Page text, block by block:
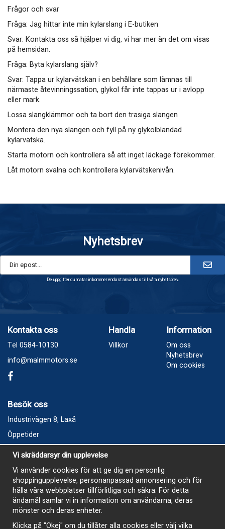
Frågor och svar
Fråga: Jag hittar inte min kylarslang i E-butiken
Svar: Kontakta oss så hjälper vi dig, vi har mer än det om visas
på hemsidan.
Fråga: Byta kylarslang själv?
Svar: Tappa ur kylarvätskan i en behållare som lämnas till
närmaste åtevinningssation, glykol får inte tappas ur i avlopp
eller mark.
Lossa slangklämmor och ta bort den trasiga slangen
Montera den nya slangen och fyll på ny glykolblandad
kylarvätska.
Starta motorn och kontrollera så att inget läckage förekommer.
Låt motorn svalna och kontrollera kylarvätskenivån.
Nyhetsbrev
De uppgifter du matar in kommer endast användas till våra nyhetsbrev.
Kontakta oss
Tel 0584-10130
info@malmmotors.se
Handla
Villkor
Information
Om oss
Nyhetsbrev
Om cookies
Besök oss
Industrivägen 8, Laxå
Öppetider
Vecka 32
Måndag kl 9-12, kl 13 - 15
Onsdag kl 9-12, kl 13 - 15
Tisdag, Tordag och Fredag stängt
E-Handelsbutiken är öppen och paket skickas hela
sommaren
Vi skräddarsyr din upplevelse
Vi använder cookies för att ge dig en personlig
shoppingupplevelse, personanpassad annonsering och för
hålla våra webbplatser tillförlitliga och säkra. För detta
ändamål samlar vi in information om användarna, deras
mönster och deras enheter.
Klicka på "Okej" om du tillåter alla cookies eller välj vilka